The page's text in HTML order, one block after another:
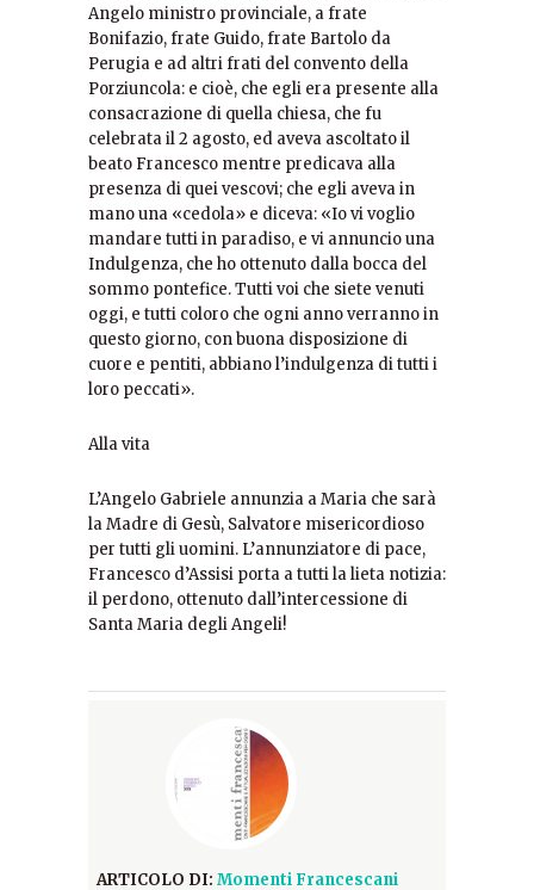
Angelo ministro provinciale, a frate
Bonifazio, frate Guido, frate Bartolo da
Perugia e ad altri frati del convento della
Porziuncola: e cioè, che egli era presente alla
consacrazione di quella chiesa, che fu
celebrata il 2 agosto, ed aveva ascoltato il
beato Francesco mentre predicava alla
presenza di quei vescovi; che egli aveva in
mano una «cedola» e diceva: «Io vi voglio
mandare tutti in paradiso, e vi annuncio una
Indulgenza, che ho ottenuto dalla bocca del
sommo pontefice. Tutti voi che siete venuti
oggi, e tutti coloro che ogni anno verranno in
questo giorno, con buona disposizione di
cuore e pentiti, abbiano l’indulgenza di tutti i
loro peccati».
Alla vita
L’Angelo Gabriele annunzia a Maria che sarà
la Madre di Gesù, Salvatore misericordioso
per tutti gli uomini. L’annunziatore di pace,
Francesco d’Assisi porta a tutti la lieta notizia:
il perdono, ottenuto dall’intercessione di
Santa Maria degli Angeli!
ARTICOLO DI: Momenti Francescani